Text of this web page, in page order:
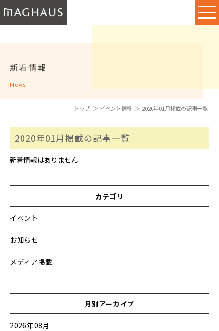
新着情報
News
トップ イベント情報 2020年01月掲載の記事一覧
2020年01月掲載の記事一覧
新着情報はありません
カテゴリ
イベント
お知らせ
メディア掲載
月別アーカイブ
2026年08月